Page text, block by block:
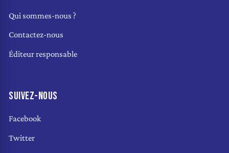
Qui sommes-nous ?
Contactez-nous
Éditeur responsable
SUIVEZ-NOUS
Facebook
Twitter